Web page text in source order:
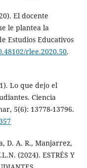
El docente
le plantea la
Estudios Educativos
rlee.2020.50.
Lo que dejo el
Ciencia
5(6): 13778-13796.
D. A. R., Manjarrez,
(2024). ESTRÉS Y